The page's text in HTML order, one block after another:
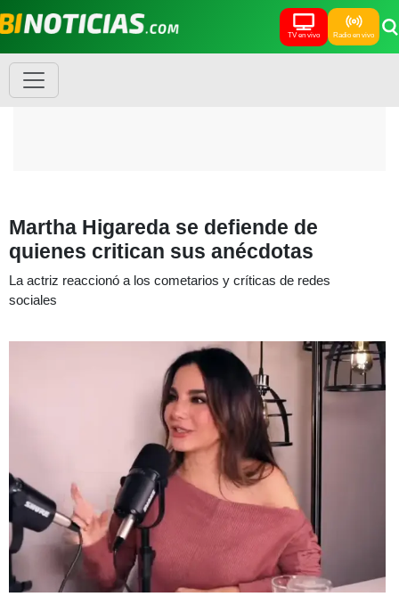
TV en vivo Radio en vivo
Martha Higareda se defiende de
quienes critican sus anécdotas
La actriz reaccionó a los cometarios y críticas de redes
sociales